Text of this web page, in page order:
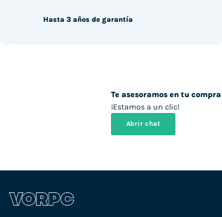
Te asesoramos en tu compra
¡Estamos a un clic!
Abrir chat
Hasta 3 años de garantía